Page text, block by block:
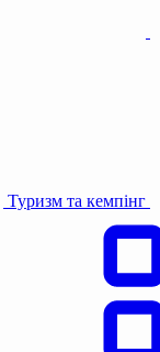
Туризм та кемпінг